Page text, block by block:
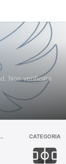
Non verificata
CATEGORIA
Sport